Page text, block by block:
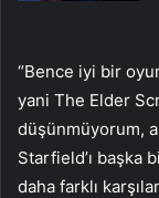
“Bence iyi bir
yani The Elder
düşünmüyorum,
Starfield’ı başka
daha farklı